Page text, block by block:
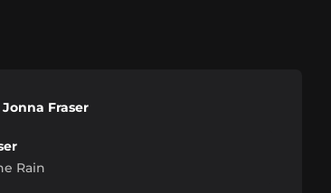
Fraser
Rain